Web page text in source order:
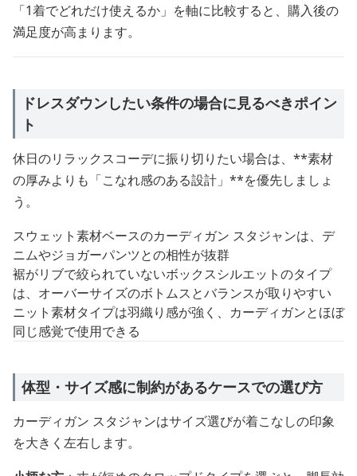
「1着でどれだけ使えるか」を軸に比較すると、購入後の
満足度が高まります。
ドレスダウンしたい条件の場合に見るべきポイン
ト
休日のリラックスコーデに振り切りたい場合は、**素材
の厚みよりも「こなれ感のある設計」**を優先しましょ
う。
スウェット素材ベースのカーディガン スタジャンは、デ
ニムやジョガーパンツとの相性が抜群
裾がリブで絞られていないボックスシルエットのタイプ
は、オーバーサイズのボトムスとバランスが取りやすい
ニット素材タイプは羽織り感が強く、カーディガンとほぼ
同じ感覚で使用できる
体型・サイズ感に制約があるケースでの選び方
カーディガン スタジャンはサイズ選びが着こなしの印象
を大きく左右します。